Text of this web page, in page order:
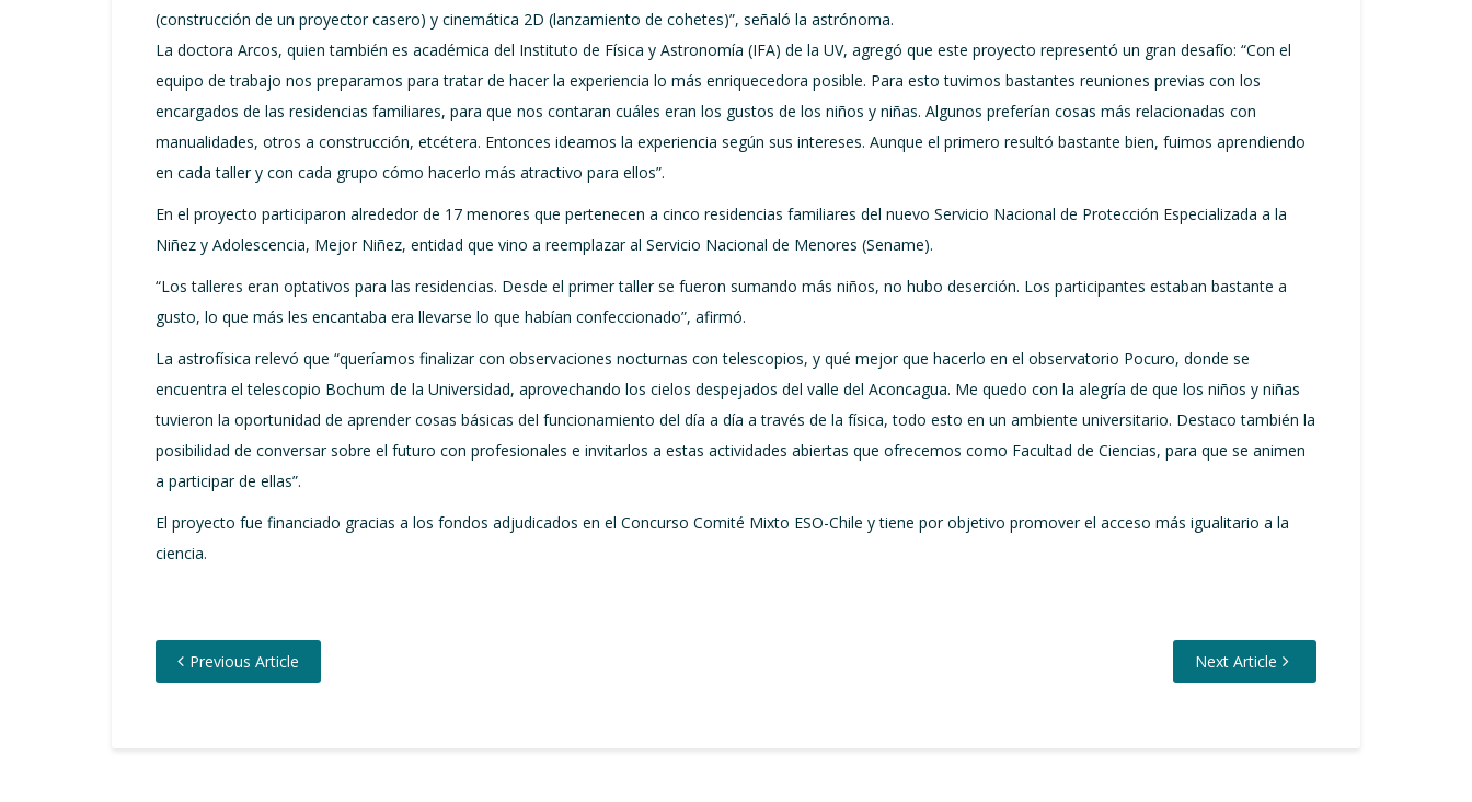
(construcción de un proyector casero) y cinemática 2D (lanzamiento de cohetes)”, señaló la astrónoma.
La doctora Arcos, quien también es académica del Instituto de Física y Astronomía (IFA) de la UV, agregó que este proyecto representó un gran desafío: “Con el
equipo de trabajo nos preparamos para tratar de hacer la experiencia lo más enriquecedora posible. Para esto tuvimos bastantes reuniones previas con los
encargados de las residencias familiares, para que nos contaran cuáles eran los gustos de los niños y niñas. Algunos preferían cosas más relacionadas con
manualidades, otros a construcción, etcétera. Entonces ideamos la experiencia según sus intereses. Aunque el primero resultó bastante bien, fuimos aprendiendo
en cada taller y con cada grupo cómo hacerlo más atractivo para ellos”.
En el proyecto participaron alrededor de 17 menores que pertenecen a cinco residencias familiares del nuevo Servicio Nacional de Protección Especializada a la
Niñez y Adolescencia, Mejor Niñez, entidad que vino a reemplazar al Servicio Nacional de Menores (Sename).
“Los talleres eran optativos para las residencias. Desde el primer taller se fueron sumando más niños, no hubo deserción. Los participantes estaban bastante a
gusto, lo que más les encantaba era llevarse lo que habían confeccionado”, afirmó.
La astrofísica relevó que “queríamos finalizar con observaciones nocturnas con telescopios, y qué mejor que hacerlo en el observatorio Pocuro, donde se
encuentra el telescopio Bochum de la Universidad, aprovechando los cielos despejados del valle del Aconcagua. Me quedo con la alegría de que los niños y niñas
tuvieron la oportunidad de aprender cosas básicas del funcionamiento del día a día a través de la física, todo esto en un ambiente universitario. Destaco también la
posibilidad de conversar sobre el futuro con profesionales e invitarlos a estas actividades abiertas que ofrecemos como Facultad de Ciencias, para que se animen
a participar de ellas”.
El proyecto fue financiado gracias a los fondos adjudicados en el Concurso Comité Mixto ESO-Chile y tiene por objetivo promover el acceso más igualitario a la
ciencia.
Previous Article Next Article